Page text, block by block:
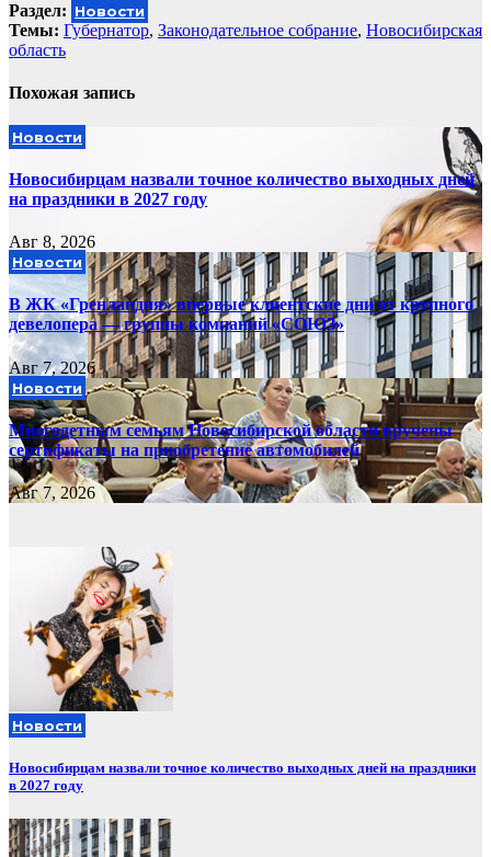
Раздел: Новости
Темы: Губернатор, Законодательное собрание, Новосибирская
область
Похожая запись
Новости
Новосибирцам назвали точное количество выходных дней
на праздники в 2027 году
Авг 8, 2026
Новости
В ЖК «Гренландия» впервые клиентские дни от крупного
девелопера — группы компаний «СОЮЗ»
Авг 7, 2026
Новости
Многодетным семьям Новосибирской области вручены
сертификаты на приобретение автомобилей
Авг 7, 2026
Новости
Новосибирцам назвали точное количество выходных дней на праздники
в 2027 году